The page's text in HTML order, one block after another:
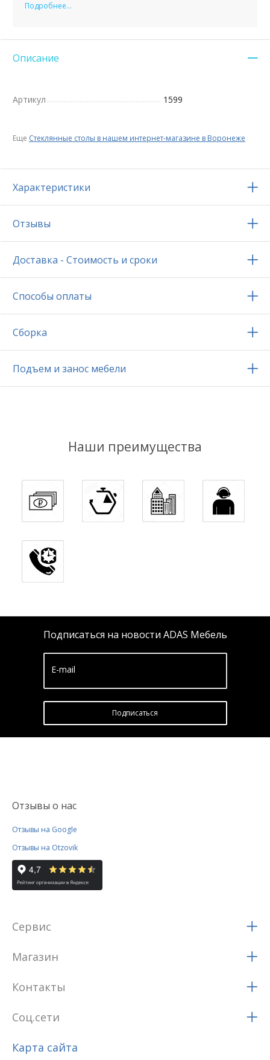
Подробнее...
Описание
Артикул 1599
Еще Стеклянные столы в нашем интернет-магазине в Воронеже
Характеристики
Отзывы
Доставка - Стоимость и сроки
Способы оплаты
Сборка
Подъем и занос мебели
Наши преимущества
Подписаться на новости ADAS Мебель
E-mail
Подписатьcя
Отзывы о нас
Отзывы на Google
Отзывы на Otzovik
Сервис
Магазин
Контакты
Соц.сети
Карта сайта